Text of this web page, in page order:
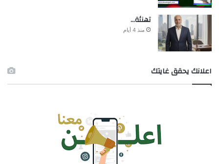
تهنئة…
منذ 4 أيام
اعلانك يحقق غايتك